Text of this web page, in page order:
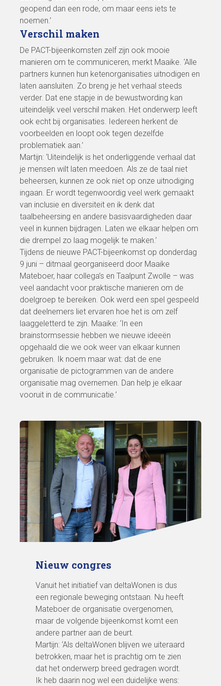
geopend dan een rode, om maar eens iets te
noemen.’
Verschil maken
De PACT-bijeenkomsten zelf zijn ook mooie
manieren om te communiceren, merkt Maaike. ‘Alle
partners kunnen hun ketenorganisaties uitnodigen en
laten aansluiten. Zo breng je het verhaal steeds
verder. Dat ene stapje in de bewustwording kan
uiteindelijk veel verschil maken. Het onderwerp leeft
ook echt bij organisaties. Iedereen herkent de
voorbeelden en loopt ook tegen dezelfde
problematiek aan.’
Martijn: ‘Uiteindelijk is het onderliggende verhaal dat
je mensen wilt laten meedoen. Als ze de taal niet
beheersen, kunnen ze ook niet op onze uitnodiging
ingaan. Er wordt tegenwoordig veel werk gemaakt
van inclusie en diversiteit en ik denk dat
taalbeheersing en andere basisvaardigheden daar
veel in kunnen bijdragen. Laten we elkaar helpen om
die drempel zo laag mogelijk te maken.’
Tijdens de nieuwe PACT-bijeenkomst op donderdag
9 juni – ditmaal georganiseerd door Maaike
Mateboer, haar collega’s en Taalpunt Zwolle – was
veel aandacht voor praktische manieren om de
doelgroep te bereiken. Ook werd een spel gespeeld
dat deelnemers liet ervaren hoe het is om zelf
laaggeletterd te zijn. Maaike: ‘In een
brainstormsessie hebben we nieuwe ideeën
opgehaald die we ook weer van elkaar kunnen
gebruiken. Ik noem maar wat: dat de ene
organisatie de pictogrammen van de andere
organisatie mag overnemen. Dan help je elkaar
vooruit in de communicatie.’
Nieuw congres
Vanuit het initiatief van deltaWonen is dus
een regionale beweging ontstaan. Nu heeft
Mateboer de organisatie overgenomen,
maar de volgende bijeenkomst komt een
andere partner aan de beurt.
Martijn: ‘Als deltaWonen blijven we uiteraard
betrokken, maar het is prachtig om te zien
dat het onderwerp breed gedragen wordt.
Ik heb daarin nog wel een duidelijke wens: